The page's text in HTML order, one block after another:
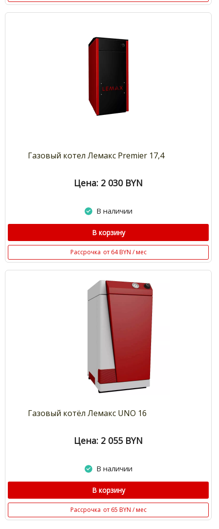
Газовый котел Лемакс Premier 17,4
Цена: 2 030 BYN
В наличии
В корзину
Рассрочка от 64 BYN / мес
Газовый котёл Лемакс UNO 16
Цена: 2 055 BYN
В наличии
В корзину
Рассрочка от 65 BYN / мес